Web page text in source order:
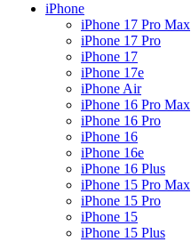
iPhone
iPhone 17 Pro Max
iPhone 17 Pro
iPhone 17
iPhone 17e
iPhone Air
iPhone 16 Pro Max
iPhone 16 Pro
iPhone 16
iPhone 16e
iPhone 16 Plus
iPhone 15 Pro Max
iPhone 15 Pro
iPhone 15
iPhone 15 Plus